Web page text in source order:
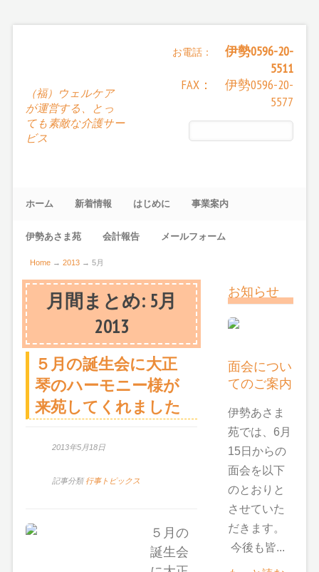
（福）ウェルケア
が運営する、とっ
ても素敵な介護サー
ビス
お電話：
伊勢0596-20-
5511
FAX： 伊勢0596-20-
5577
ホーム 新着情報 はじめに 事業案内
伊勢あさま苑 会計報告 メールフォーム
Home →2013 →5月
月間まとめ: 5月
2013
５月の誕生会に大正
琴のハーモニー様が
来苑してくれました
2013年5月18日
記事分類 行事トピックス
５月の
誕生会
お知らせ
面会につい
てのご案内
伊勢あさま
苑では、6月
15日からの
面会を以下
のとおりと
させていた
だきます。
今後も皆...